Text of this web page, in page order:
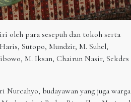
oleh para sesepuh dan tokoh serta
Sutopo, Mundzir, M. Suhel,
M. Iksan, Chairun Nasir, Sekdes
Nurcahyo, budayawan yang juga warga